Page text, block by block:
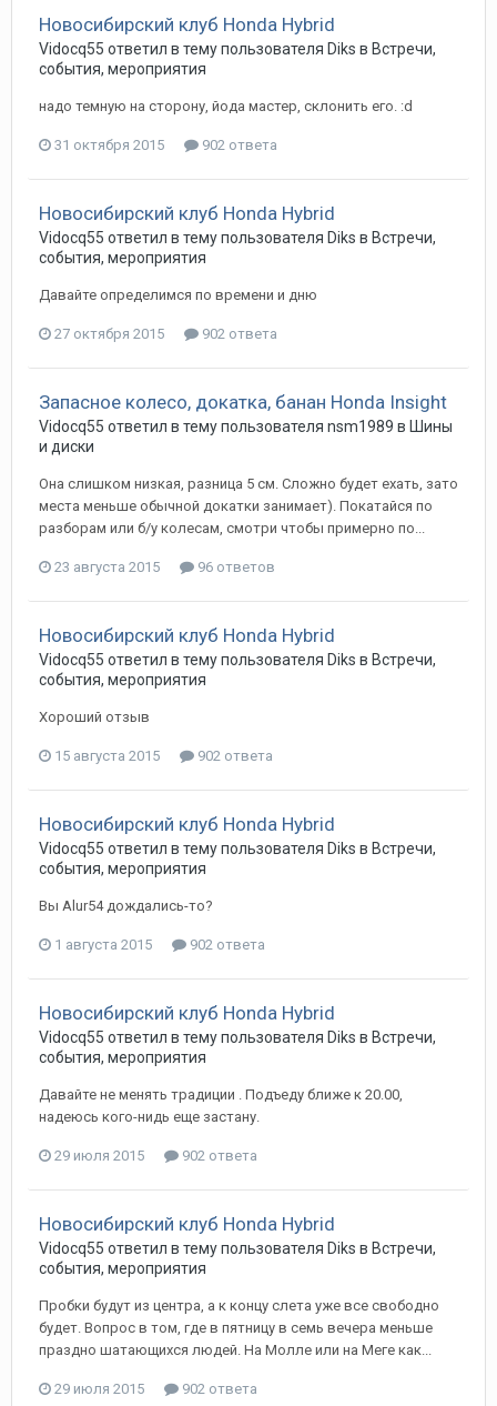
Новосибирский клуб Honda Hybrid
Vidocq55 ответил в тему пользователя Diks в Встречи,
события, мероприятия
надо темную на сторону, йода мастер, склонить его. :d
31 октября 2015 902 ответа
Новосибирский клуб Honda Hybrid
Vidocq55 ответил в тему пользователя Diks в Встречи,
события, мероприятия
Давайте определимся по времени и дню
27 октября 2015 902 ответа
Запасное колесо, докатка, банан Honda Insight
Vidocq55 ответил в тему пользователя nsm1989 в Шины
и диски
Она слишком низкая, разница 5 см. Сложно будет ехать, зато
места меньше обычной докатки занимает). Покатайся по
разборам или б/у колесам, смотри чтобы примерно по...
23 августа 2015 96 ответов
Новосибирский клуб Honda Hybrid
Vidocq55 ответил в тему пользователя Diks в Встречи,
события, мероприятия
Хороший отзыв
15 августа 2015 902 ответа
Новосибирский клуб Honda Hybrid
Vidocq55 ответил в тему пользователя Diks в Встречи,
события, мероприятия
Вы Alur54 дождались-то?
1 августа 2015 902 ответа
Новосибирский клуб Honda Hybrid
Vidocq55 ответил в тему пользователя Diks в Встречи,
события, мероприятия
Давайте не менять традиции . Подъеду ближе к 20.00,
надеюсь кого-нидь еще застану.
29 июля 2015 902 ответа
Новосибирский клуб Honda Hybrid
Vidocq55 ответил в тему пользователя Diks в Встречи,
события, мероприятия
Пробки будут из центра, а к концу слета уже все свободно
будет. Вопрос в том, где в пятницу в семь вечера меньше
праздно шатающихся людей. На Молле или на Меге как...
29 июля 2015 902 ответа